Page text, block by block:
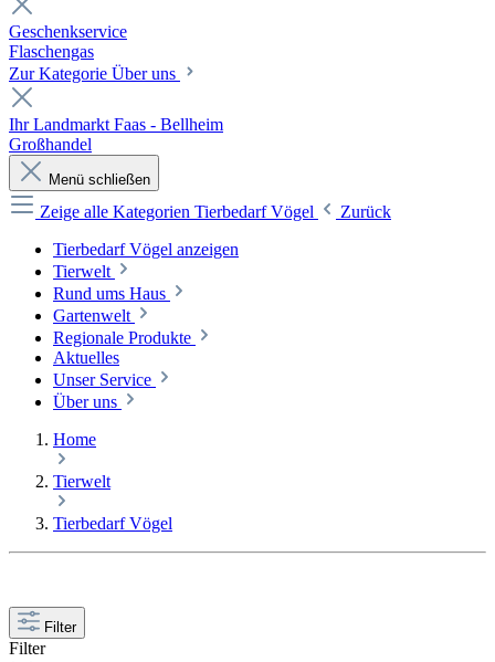
Geschenkservice
Flaschengas
Zur Kategorie Über uns
Ihr Landmarkt Faas - Bellheim
Großhandel
Menü schließen
Zeige alle Kategorien Tierbedarf Vögel
Zurück
Tierbedarf Vögel anzeigen
Tierwelt
Rund ums Haus
Gartenwelt
Regionale Produkte
Aktuelles
Unser Service
Über uns
Home
Tierwelt
Tierbedarf Vögel
Filter
Filter